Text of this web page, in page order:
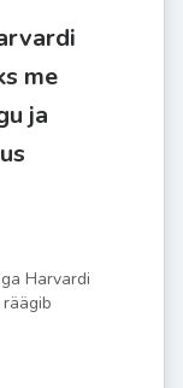
me
ja
Harvardi